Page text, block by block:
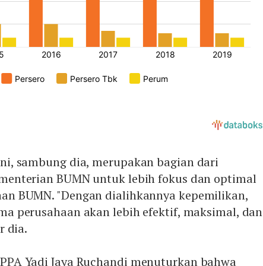
sambung dia, merupakan bagian dari
BUMN untuk lebih fokus dan optimal
BUMN. "Dengan dialihkannya kepemilikan,
perusahaan akan lebih efektif, maksimal, dan
dia.
Yadi Jaya Ruchandi menuturkan bahwa